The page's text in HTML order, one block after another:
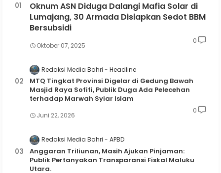
Oknum ASN Diduga Dalangi Mafia Solar di
Lumajang, 30 Armada Disiapkan Sedot BBM
Bersubsidi
Oktober 07, 2025
0
Redaksi Media Bahri Headline
MTQ Tingkat Provinsi Digelar di Gedung Bawah
Masjid Raya Sofifi, Publik Duga Ada Pelecehan
terhadap Marwah Syiar Islam
Juni 22, 2026
0
Redaksi Media Bahri APBD
Anggaran Triliunan, Masih Ajukan Pinjaman:
Publik Pertanyakan Transparansi Fiskal Maluku
Utara.